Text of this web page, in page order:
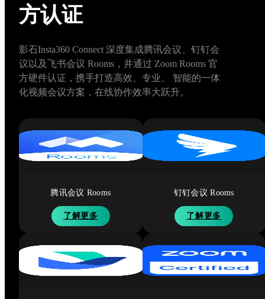
方认证
影石Insta360 Connect 深度集成腾讯会议、钉钉会
议以及飞书会议 Rooms，并通过 Zoom Rooms 官
方硬件认证，携手打造高效、专业、 智能的一体
化视频会议方案，在线协作效率大跃升。
腾讯会议 Rooms
了解更多
钉钉会议 Rooms
了解更多